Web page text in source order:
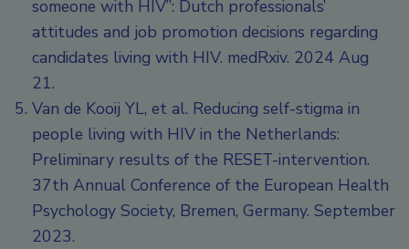
someone with HIV”: Dutch professionals’
attitudes and job promotion decisions regarding
candidates living with HIV. medRxiv. 2024 Aug
21.
Van de Kooij YL, et al. Reducing self-stigma in
people living with HIV in the Netherlands:
Preliminary results of the RESET-intervention.
37th Annual Conference of the European Health
Psychology Society, Bremen, Germany. September
2023.